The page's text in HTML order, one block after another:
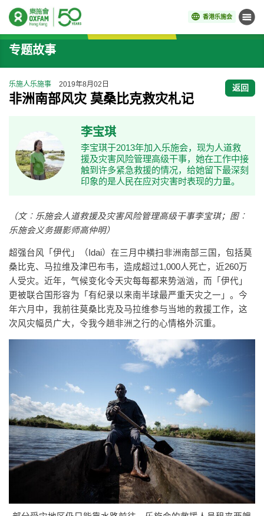
香港乐施会 菜单
开始主要内容
专题故事
乐施人乐施事 2019年8月02日
非洲南部风灾 莫桑比克救灾札记
返回
李宝琪
李宝琪于2013年加入乐施会，现为人道救
援及灾害风险管理高级干事，她在工作中接
触到许多紧急救援的情况，给她留下最深刻
印象的是人民在应对灾害时表现的力量。
（文︰乐施会人道救援及灾害风险管理高级干事李宝琪；图︰
乐施会义务摄影师高仲明）
超强台风「伊代」（Idai）在三月中横扫非洲南部三国，包括莫
桑比克、马拉维及津巴布韦，造成超过1,000人死亡，近260万
人受灾。近年，气候变化令天灾每每都来势汹汹，而「伊代」
更被联合国形容为「有纪录以来南半球最严重天灾之一」。今
年六月中，我前往莫桑比克及马拉维参与当地的救援工作，这
次风灾幅员广大，令我今趟非洲之行的心情格外沉重。